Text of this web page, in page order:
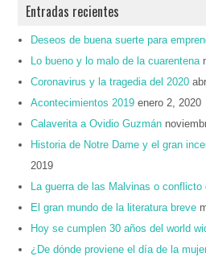
Entradas recientes
Deseos de buena suerte para
Lo bueno y lo malo de la cuarentena
Coronavirus y la tragedia del 2020
Acontecimientos 2019 enero 2, 2020
Calaverita a Ovidio Guzmán
Historia de Notre Dame y el gran
2019
La guerra de las Malvinas o
El gran mundo de la literatura breve
Hoy se cumplen 30 años del world
¿De dónde proviene el día de la